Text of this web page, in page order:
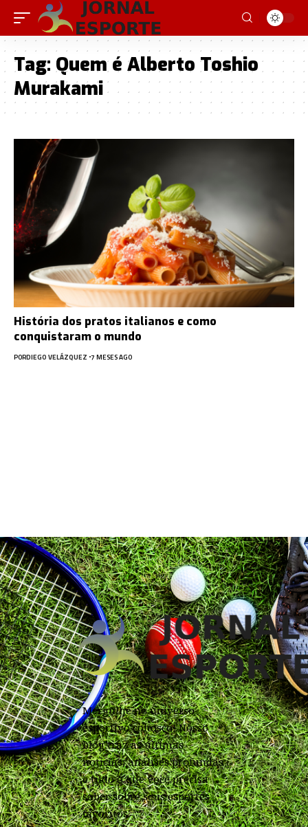
Tag: Quem é Alberto Toshio
Murakami
História dos pratos italianos e como
conquistaram o mundo
PORDIEGO VELÁZQUEZ 7 MESES AGO
Mergulhe no universo
esportivo conosco! Nosso
blog traz as últimas
notícias, análises profundas
e tudo o que você precisa
saber sobre seus esportes
favoritos.